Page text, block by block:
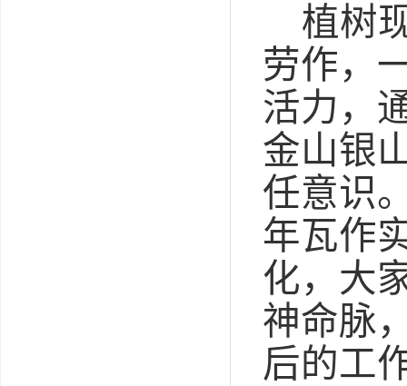
植树
劳作，
活力 ，
金山银
任意识
年瓦作
化， 大
神命脉
后的工